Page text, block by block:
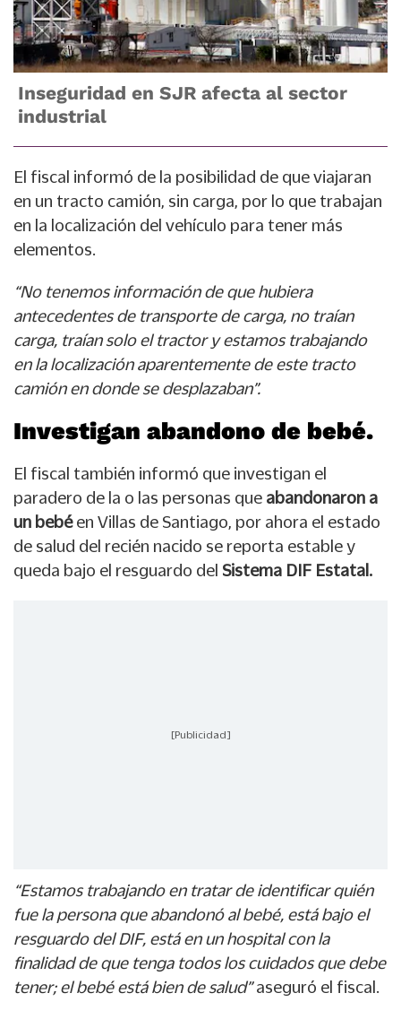
Inseguridad en SJR afecta al sector
industrial
El fiscal informó de la posibilidad de que viajaran
en un tracto camión, sin carga, por lo que trabajan
en la localización del vehículo para tener más
elementos.
“No tenemos información de que hubiera
antecedentes de transporte de carga, no traían
carga, traían solo el tractor y estamos trabajando
en la localización aparentemente de este tracto
camión en donde se desplazaban”.
Investigan abandono de bebé.
El fiscal también informó que investigan el
paradero de la o las personas que abandonaron a
un bebéen Villas de Santiago, por ahora el estado
de salud del recién nacido se reporta estable y
queda bajo el resguardo del Sistema DIF Estatal.
[Publicidad]
“Estamos trabajando en tratar de identificar quién
fue la persona que abandonó al bebé, está bajo el
resguardo del DIF, está en un hospital con la
finalidad de que tenga todos los cuidados que debe
tener; el bebé está bien de salud”aseguró el fiscal.